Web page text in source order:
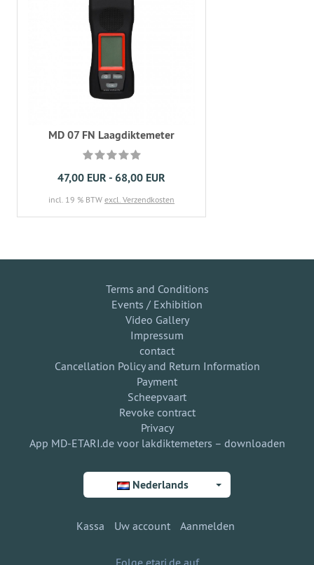
MD 07 FN Laagdiktemeter
47,00 EUR - 68,00 EUR
incl. 19 % BTW excl. Verzendkosten
Terms and Conditions
Events / Exhibition
Video Gallery
Impressum
contact
Cancellation Policy and Return Information
Payment
Scheepvaart
Revoke contract
Privacy
App MD-ETARI.de voor lakdiktemeters – downloaden
Nederlands
Kassa Uw account Aanmelden
Folge etari.de auf